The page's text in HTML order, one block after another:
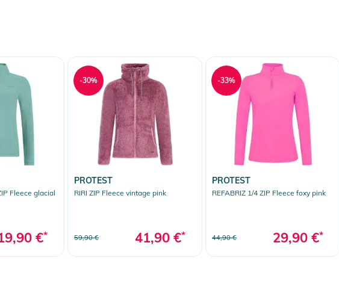
Fleece glacial
€*
PROTEST
RIRI ZIP Fleece vintage pink
59,90 € 41,90 €*
-30%
PROTEST
REFABRIZ 1/4 ZIP Fleece foxy pink
44,90 € 29,90 €*
-33%